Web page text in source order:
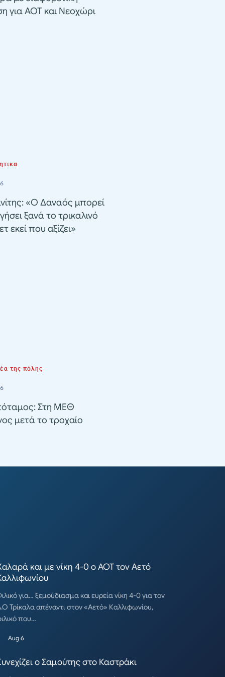
για ΑΟΤ και Νεοχώρι
«Ο Δαναός μπορεί
ξανά το τρικαλινό
εκεί που αξίζει»
της πόλης
Στη ΜΕΘ
μετά το τροχαίο
και με νίκη 4-0 ο ΑΟΤ τον Αετό
για… ξεμούδιασμα και ευρεία νίκη 4-0 για τον
Τρίκαλα απέναντι στον «Αετό» Καλλιφωνίου,
που…
Aug 6
ο Σαμούτης στο Καστράκι